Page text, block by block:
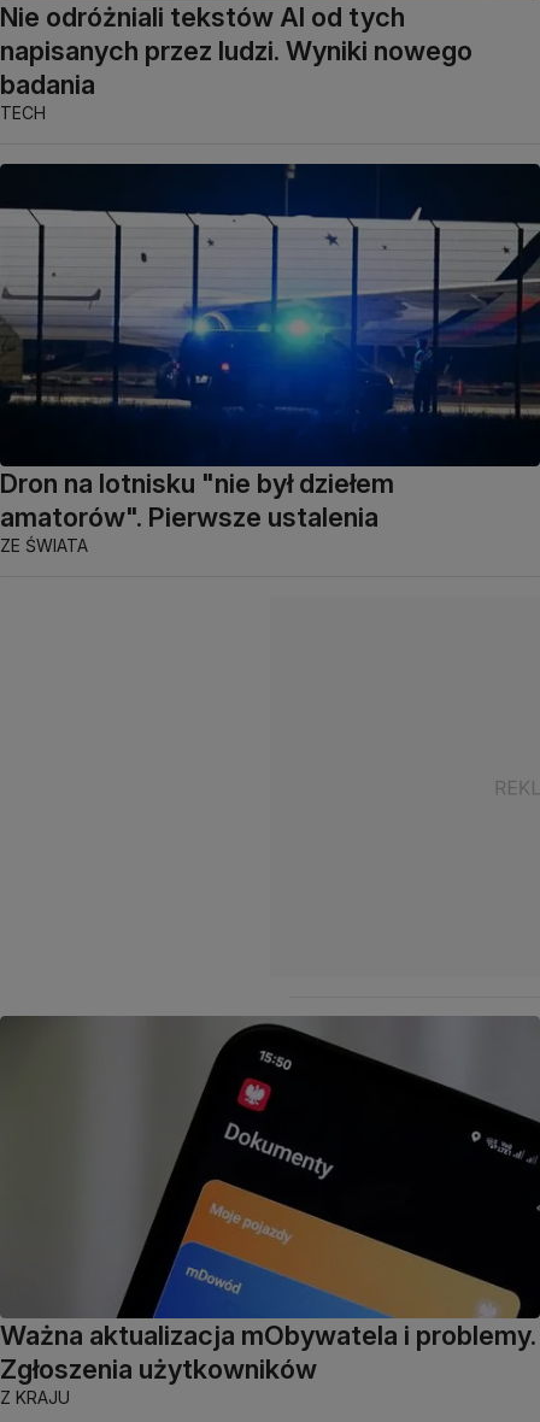
Nie odróżniali tekstów AI od tych
napisanych przez ludzi. Wyniki nowego
badania
TECH
Dron na lotnisku "nie był dziełem
amatorów". Pierwsze ustalenia
ZE ŚWIATA
Ważna aktualizacja mObywatela i problemy.
Zgłoszenia użytkowników
Z KRAJU